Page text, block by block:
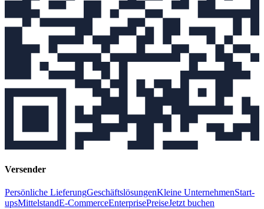
Versender
Persönliche LieferungGeschäftslösungenKleine UnternehmenStart-
upsMittelstandE-CommerceEnterprisePreiseJetzt buchen